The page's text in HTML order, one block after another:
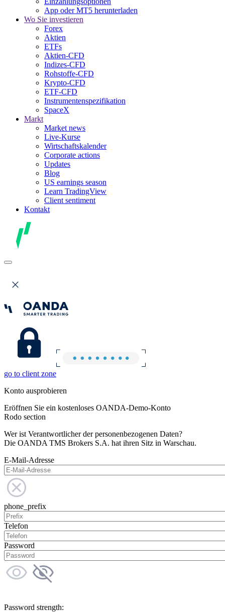
App oder MT5 herunterladen
Wo Sie investieren
Forex
Aktien
ETFs
Aktien-CFD
Indizes-CFD
Rohstoffe-CFD
Krypto-CFD
ETF-CFD
Instrumentenspezifikation
SpaceX
Markt
Market news
Live-Kurse
Wirtschaftskalender
Corporate actions
Updates
Blog
US earnings season
Learn TradingView
Client sentiment
Kontakt
go to client zone
Konto ausprobieren
Eröffnen Sie ein kostenloses OANDA-Demo-Konto
Rodo section
Wer ist Verantwortlicher der personenbezogenen Daten?
Die OANDA TMS Brokers S.A. hat ihren Sitz in Warschau.
E-Mail-Adresse
phone_prefix
Telefon
Password
Password strength: